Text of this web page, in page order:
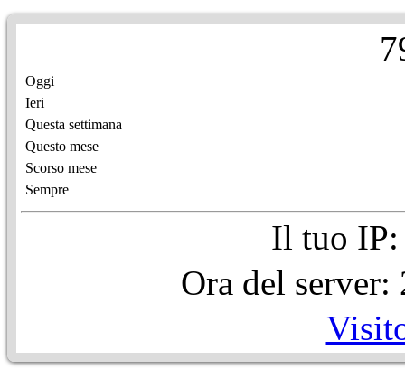
7
Oggi
Ieri
Questa settimana
Questo mese
Scorso mese
Sempre
Il tuo IP:
Ora del